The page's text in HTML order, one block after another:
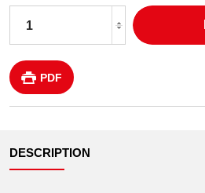
PDF
DESCRIPTION